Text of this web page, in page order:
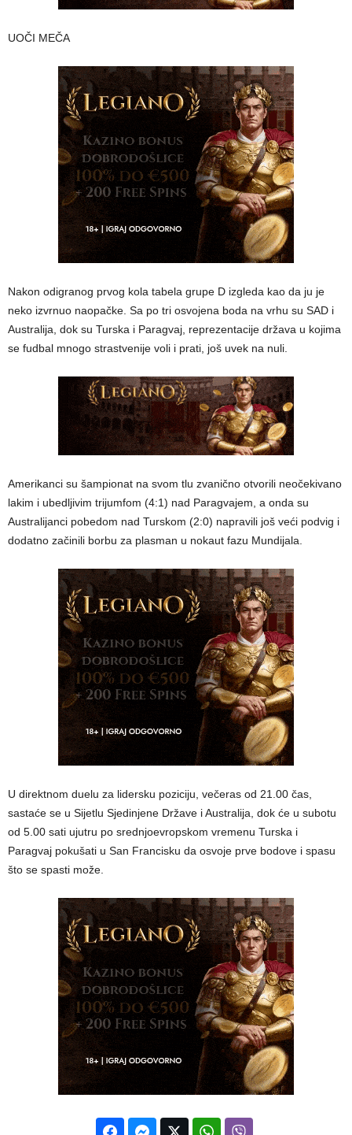
UOČI MEČA
Nakon odigranog prvog kola tabela grupe D izgleda kao da ju je
neko izvrnuo naopačke. Sa po tri osvojena boda na vrhu su SAD i
Australija, dok su Turska i Paragvaj, reprezentacije država u kojima
se fudbal mnogo strastvenije voli i prati, još uvek na nuli.
Amerikanci su šampionat na svom tlu zvanično otvorili neočekivano
lakim i ubedljivim trijumfom (4:1) nad Paragvajem, a onda su
Australijanci pobedom nad Turskom (2:0) napravili još veći podvig i
dodatno začinili borbu za plasman u nokaut fazu Mundijala.
U direktnom duelu za lidersku poziciju, večeras od 21.00 čas,
sastaće se u Sijetlu Sjedinjene Države i Australija, dok će u subotu
od 5.00 sati ujutru po srednjoevropskom vremenu Turska i
Paragvaj pokušati u San Francisku da osvoje prve bodove i spasu
što se spasti može.